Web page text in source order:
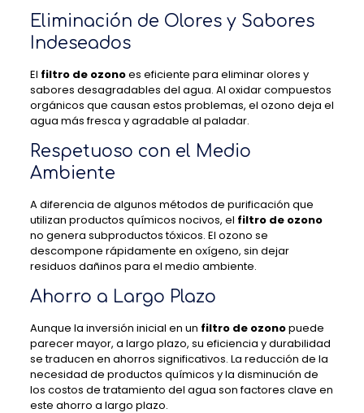
Eliminación de Olores y Sabores
Indeseados
El filtro de ozonoes eficiente para eliminar olores y
sabores desagradables del agua. Al oxidar compuestos
orgánicos que causan estos problemas, el ozono deja el
agua más fresca y agradable al paladar.
Respetuoso con el Medio
Ambiente
A diferencia de algunos métodos de purificación que
utilizan productos químicos nocivos, el filtro de ozono
no genera subproductos tóxicos. El ozono se
descompone rápidamente en oxígeno, sin dejar
residuos dañinos para el medio ambiente.
Ahorro a Largo Plazo
Aunque la inversión inicial en un filtro de ozonopuede
parecer mayor, a largo plazo, su eficiencia y durabilidad
se traducen en ahorros significativos. La reducción de la
necesidad de productos químicos y la disminución de
los costos de tratamiento del agua son factores clave en
este ahorro a largo plazo.